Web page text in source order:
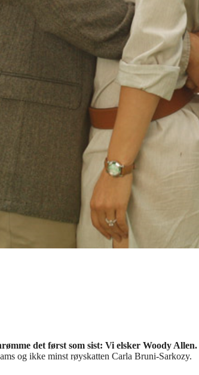
det først som sist: Vi elsker Woody Allen.
og ikke minst røyskatten Carla Bruni-Sarkozy.